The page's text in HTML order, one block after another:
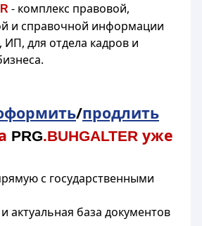
- комплекс правовой,
и справочной информации
ИП, для отдела кадров и
/продлить
PRG.BUHGALTER уже
с государственными
актуальная база документов